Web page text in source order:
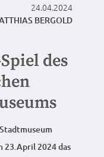
24.04.2024
BERGOLD
des
23.April 2024 das